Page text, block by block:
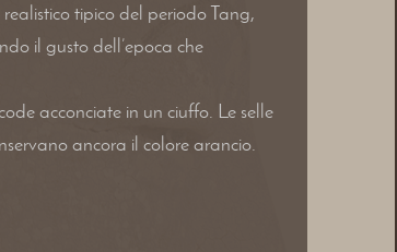
tipico del periodo Tang,
il gusto dell’epoca che
acconciate in un ciuffo. Le selle
ancora il colore arancio.